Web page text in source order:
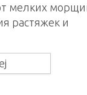
мелких
растяжек и